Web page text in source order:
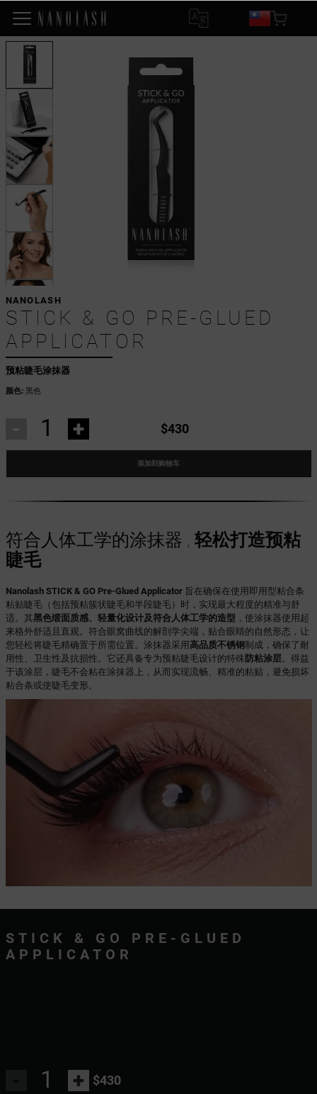
预粘睫毛涂抹器
NANOLASH
STICK & GO PRE-GLUED
APPLICATOR
颜色:黑色
+ $430
添加到购物车
符合人体工学的涂抹器 , 轻松打造预粘
睫毛
Nanolash STICK & GO Pre-Glued Applicator旨在确保在使用即用型粘合条
粘贴睫毛（包括预粘簇状睫毛和半段睫毛）时，实现最大程度的精准与舒
适。其黑色缎面质感、轻量化设计及符合人体工学的造型 ，使涂抹器使用起
来格外舒适且直观。符合眼窝曲线的解剖学尖端，贴合眼睛的自然形态，让
您轻松将睫毛精确置于所需位置。涂抹器采用高品质不锈钢制成，确保了耐
用性、卫生性及抗损性。它还具备专为预粘睫毛设计的特殊 防粘涂层。得益
于该涂层，睫毛不会粘在涂抹器上，从而实现流畅、精准的粘贴，避免损坏
粘合条或使睫毛变形。
STICK & GO PRE-GLUED
APPLICATOR
+ $430